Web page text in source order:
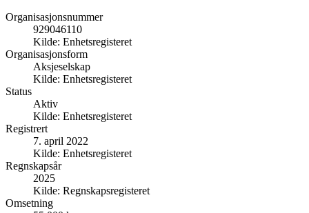
Organisasjonsnummer
929046110
Kilde: Enhetsregisteret
Organisasjonsform
Aksjeselskap
Kilde: Enhetsregisteret
Status
Aktiv
Kilde: Enhetsregisteret
Registrert
7. april 2022
Kilde: Enhetsregisteret
Regnskapsår
2025
Kilde: Regnskapsregisteret
Omsetning